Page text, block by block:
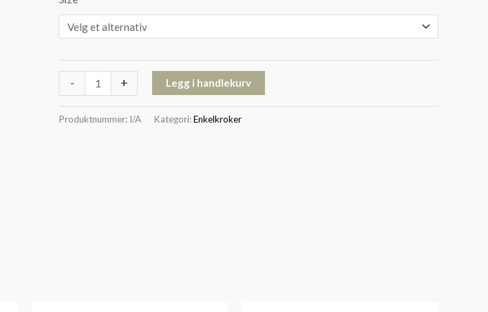
- + Legg i handlekurv
Produktnummer: I/A Kategori:Enkelkroker